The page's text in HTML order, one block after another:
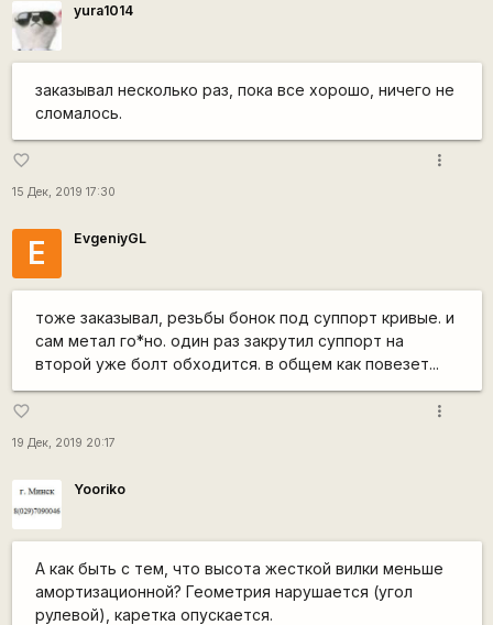
yura1014
заказывал несколько раз, пока все хорошо, ничего не
сломалось.
favorite_border
15 Дек, 2019 17:30
more_vert
E EvgeniyGL
тоже заказывал, резьбы бонок под суппорт кривые. и
сам метал го*но. один раз закрутил суппорт на
второй уже болт обходится. в общем как повезет...
favorite_border
19 Дек, 2019 20:17
more_vert
Yooriko
А как быть с тем, что высота жесткой вилки меньше
амортизационной? Геометрия нарушается (угол
рулевой), каретка опускается.